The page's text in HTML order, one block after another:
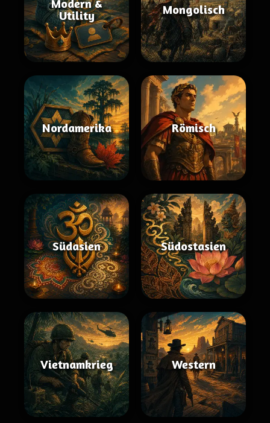
Modern &
Utility
Mongolisch
Nordamerika Römisch
Südasien Südostasien
Vietnamkrieg Western